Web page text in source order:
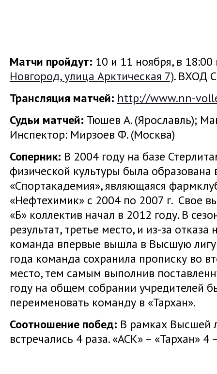
Матчи пройдут: 10 и 11 ноября, в
Новгород, улица Арктическая 7). ВХОД
Трансляция матчей: http://www.nn-
Судьи матчей: Тюшев А. (Ярославль);
Инспектор: Мирзоев Ф. (Москва)
Соперник: В 2004 году на базе
физической культуры была
«Спортакадемия», являющаяся
«Нефтехимик» с 2004 по 2007 г. Свое
«Б» коллектив начал в 2012 году. В
результат, третье место, и из-за отказа
команда впервые вышла в Высшую лигу
года команда сохранила прописку во
место, тем самым выполнив
году на общем собрании учредителей
переименовать команду в «Тархан».
Соотношение побед: В рамках Высшей
встречались 4 раза. «АСК» – «Тархан» 4